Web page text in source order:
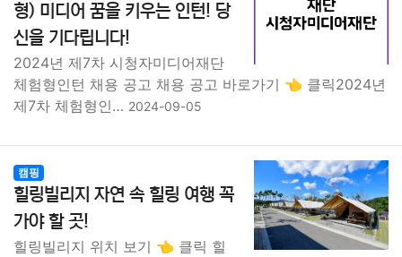
형) 미디어 꿈을 키우는 인턴! 당
신을 기다립니다!
2024년 제7차 시청자미디어재단
체험형인턴 채용 공고 채용 공고 바로가기 👈 클릭2024년
제7차 체험형인… 2024-09-05
캠핑
힐링빌리지 자연 속 힐링 여행 꼭
가야 할 곳!
힐링빌리지 위치 보기 👈 클릭 힐